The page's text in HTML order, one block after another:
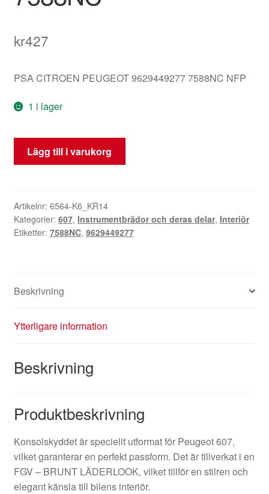
kr427
PSA CITROEN PEUGEOT 9629449277 7588NC NFP
1 i lager
Konsolskydd
Peugeot
7588NC
mängd
Lägg till i varukorg
Artikelnr: 6564-K6_KR14
Kategorier: 607, Instrumentbrädor och deras delar, Interiör
Etiketter: 7588NC, 9629449277
Beskrivning
Ytterligare information
Beskrivning
Produktbeskrivning
Konsolskyddet är speciellt utformat för Peugeot 607,
vilket garanterar en perfekt passform. Det är tillverkat i en
FGV – BRUNT LÄDERLOOK, vilket tillför en stilren och
elegant känsla till bilens interiör.